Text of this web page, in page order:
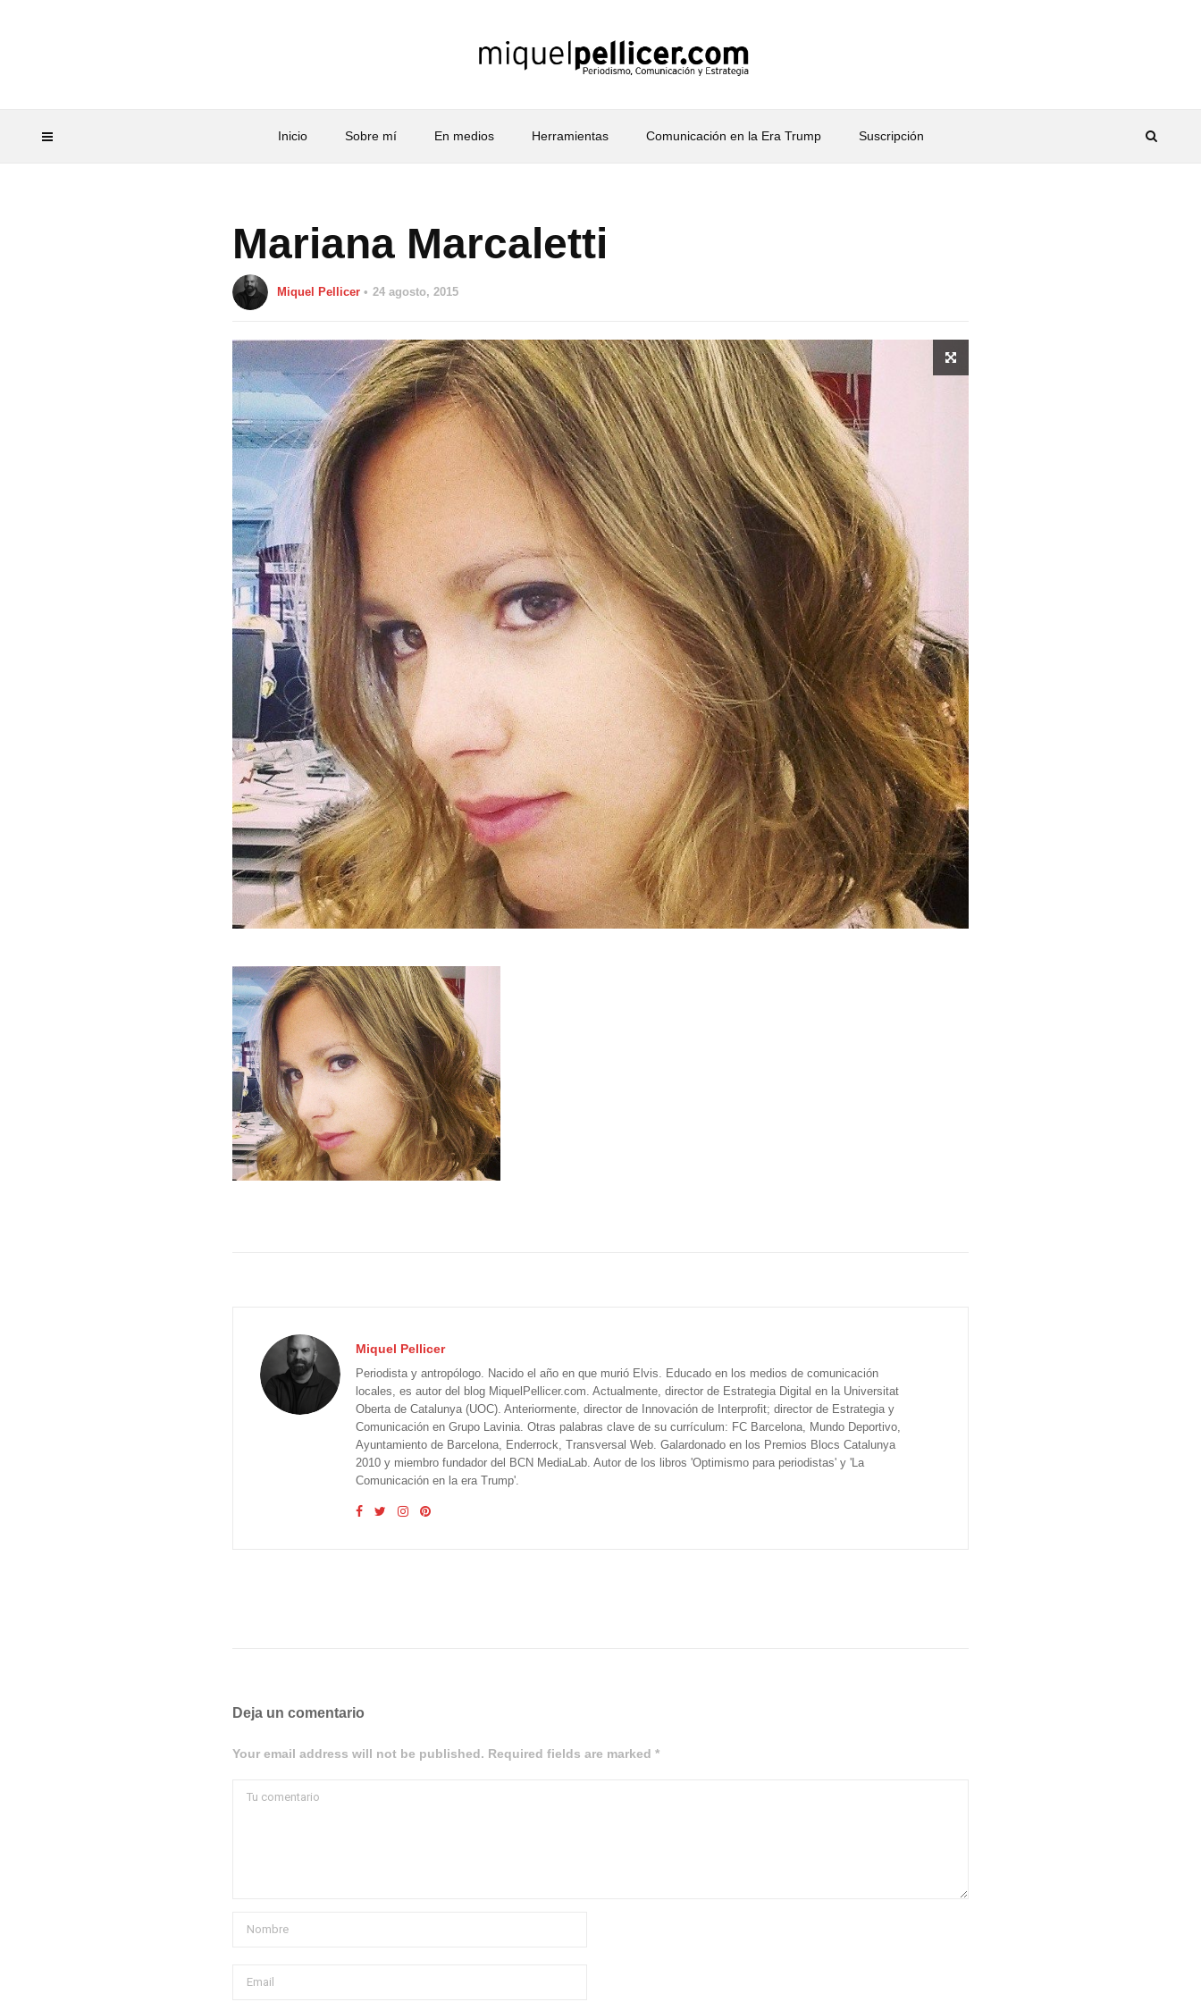
Inicio Sobre mí En medios Herramientas Comunicación en la Era Trump Suscripción
Mariana Marcaletti
Miquel Pellicer 24 agosto, 2015
Miquel Pellicer
Periodista y antropólogo. Nacido el año en que murió Elvis. Educado en los medios de comunicación
locales, es autor del blog MiquelPellicer.com. Actualmente, director de Estrategia Digital en la Universitat
Oberta de Catalunya (UOC). Anteriormente, director de Innovación de Interprofit; director de Estrategia y
Comunicación en Grupo Lavinia. Otras palabras clave de su currículum: FC Barcelona, Mundo Deportivo,
Ayuntamiento de Barcelona, Enderrock, Transversal Web. Galardonado en los Premios Blocs Catalunya
2010 y miembro fundador del BCN MediaLab. Autor de los libros 'Optimismo para periodistas' y 'La
Comunicación en la era Trump'.
Deja un comentario
Your email address will not be published. Required fields are marked *